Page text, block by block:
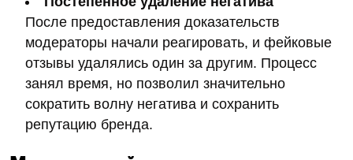
Кому интересна пошаговая SEO-стратегия могут
прочитать подробнуюстатьюпро оптимизацию
сайта «Ёбидоёби», остановимся на основных и
самых интересных моментах.
Работа с репутацией: как мы
защитили «Ёбидоёби» от атаки